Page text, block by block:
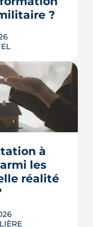
?
devient un
et
friche
parà
les
réalité